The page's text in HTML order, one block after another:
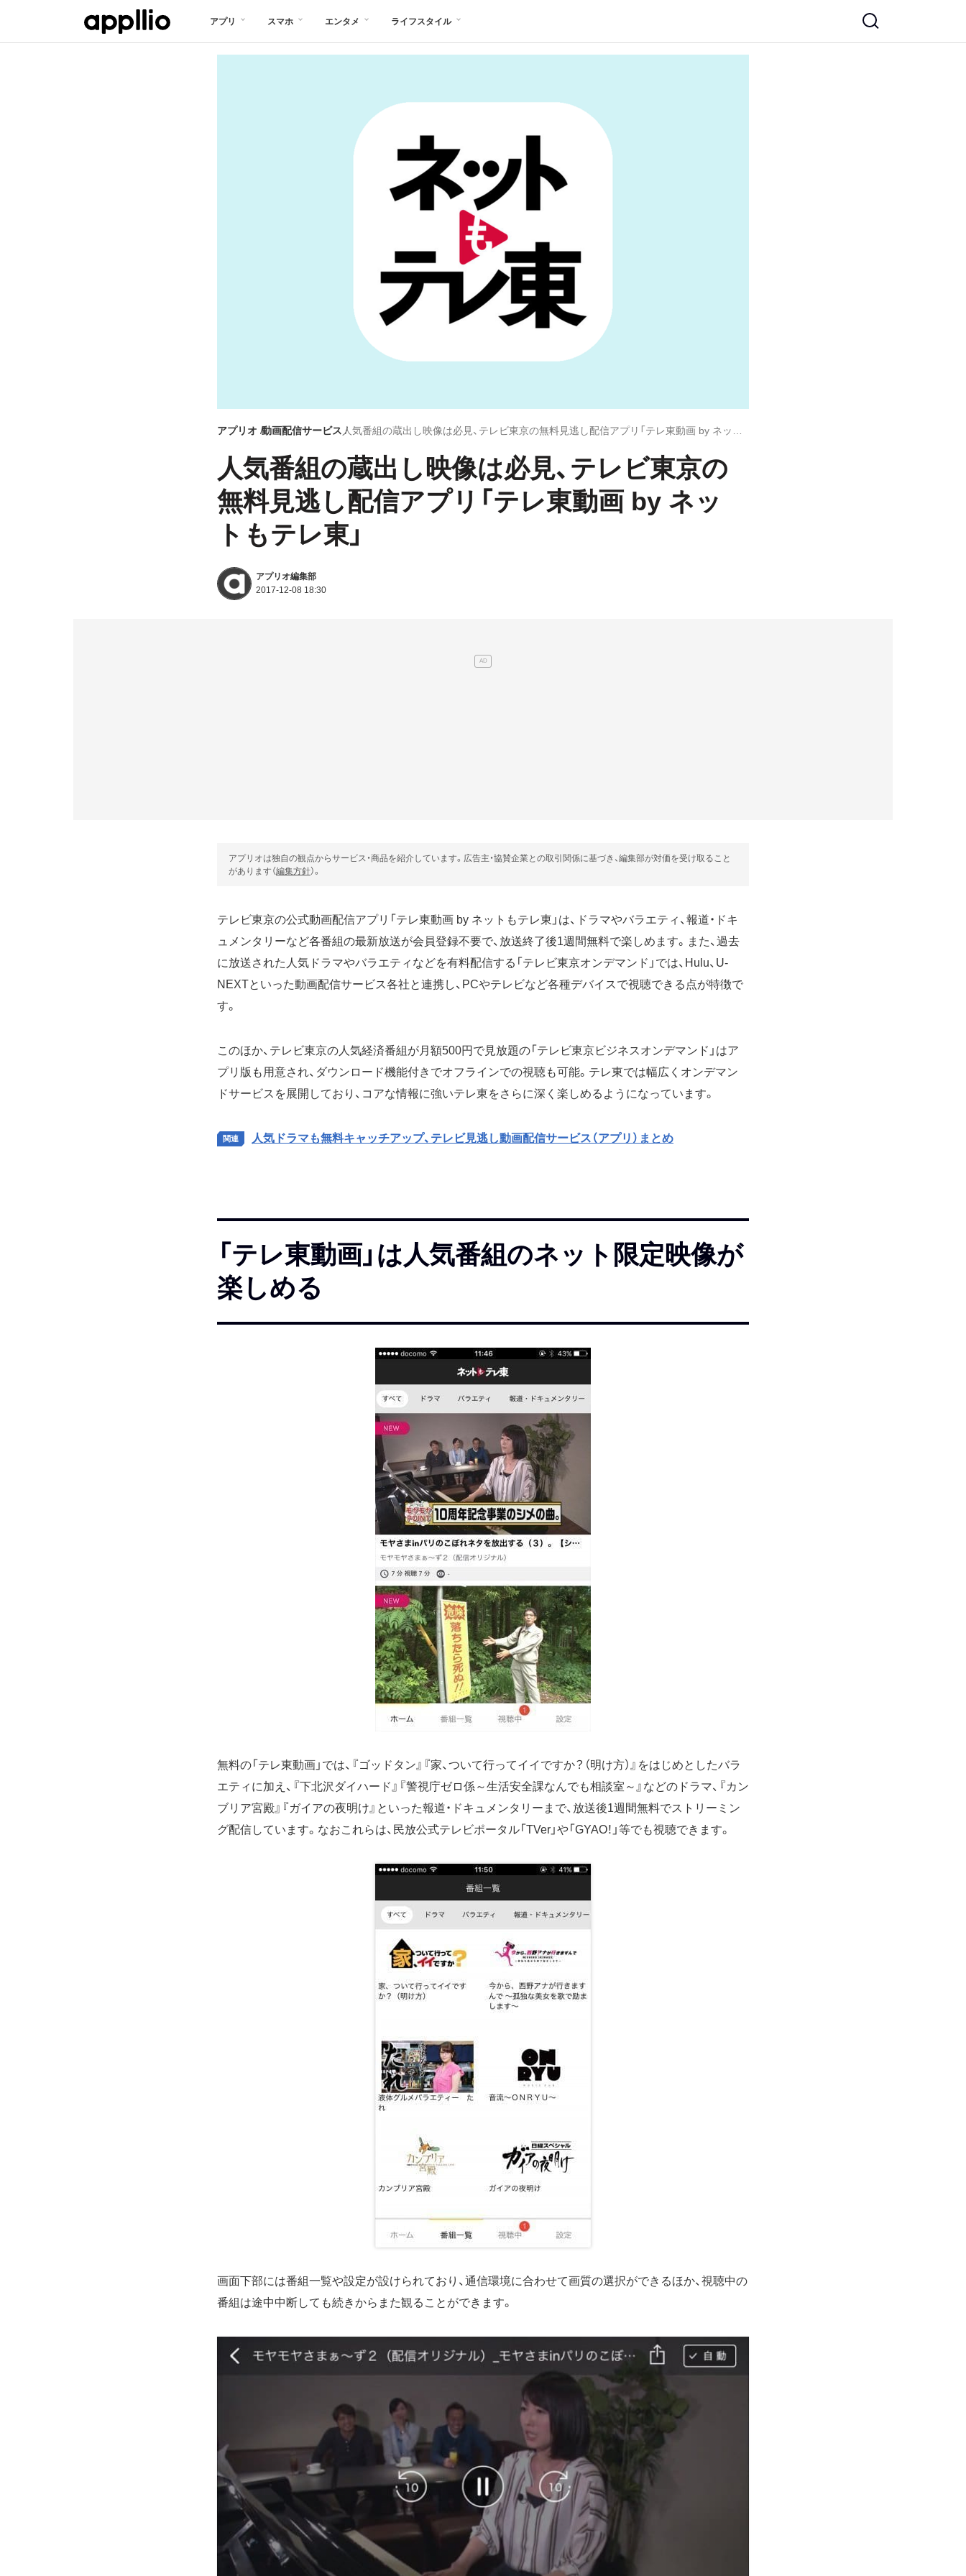
アプリ スマホ エンタメ ライフスタイル
アプリオ 動画配信サービス
人気番組の蔵出し映像は必見、テレビ東京の
無料見逃し配信アプリ「テレ東動画 by ネッ
トもテレ東」
アプリオ編集部
2017-12-08 18:30
アプリオは独自の観点からサービス・商品を紹介しています。広告主・協賛企業との取引関係に基づき、編集部が対価を受け取ること
があります（編集方針）。
テレビ東京の公式動画配信アプリ「テレ東動画 by ネットもテレ東」は、ドラマやバラエティ、報道・ドキ
ュメンタリーなど各番組の最新放送が会員登録不要で、放送終了後1週間無料で楽しめます。また、過去
に放送された人気ドラマやバラエティなどを有料配信する「テレビ東京オンデマンド」では、Hulu、U-
NEXTといった動画配信サービス各社と連携し、PCやテレビなど各種デバイスで視聴できる点が特徴で
す。
このほか、テレビ東京の人気経済番組が月額500円で見放題の「テレビ東京ビジネスオンデマンド」はア
プリ版も用意され、ダウンロード機能付きでオフラインでの視聴も可能。テレ東では幅広くオンデマン
ドサービスを展開しており、コアな情報に強いテレ東をさらに深く楽しめるようになっています。
人気ドラマも無料キャッチアップ、テレビ見逃し動画配信サービス（アプリ）まとめ
「テレ東動画」は人気番組のネット限定映像が
楽しめる
無料の「テレ東動画」では、『ゴッドタン』『家、ついて行ってイイですか？（明け方）』をはじめとしたバラ
エティに加え、『下北沢ダイハード』『警視庁ゼロ係～生活安全課なんでも相談室～』などのドラマ、『カン
ブリア宮殿』『ガイアの夜明け』といった報道・ドキュメンタリーまで、放送後1週間無料でストリーミン
グ配信しています。なおこれらは、民放公式テレビポータル「TVer」や「GYAO！」等でも視聴できます。
画面下部には番組一覧や設定が設けられており、通信環境に合わせて画質の選択ができるほか、視聴中の
番組は途中中断しても続きからまた観ることができます。